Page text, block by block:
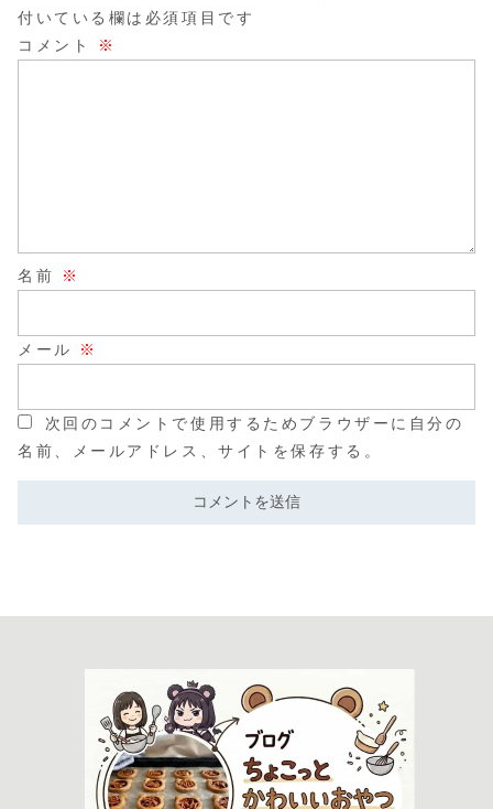
付いている欄は必須項目です
コメント
※
名前 ※
メール ※
次回のコメントで使用するためブラウザーに自分の
名前、メールアドレス、サイトを保存する。